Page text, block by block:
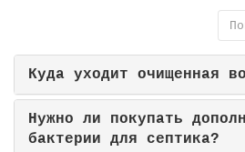
Куда уходит очищенная
Нужно ли покупать
бактерии для септика?